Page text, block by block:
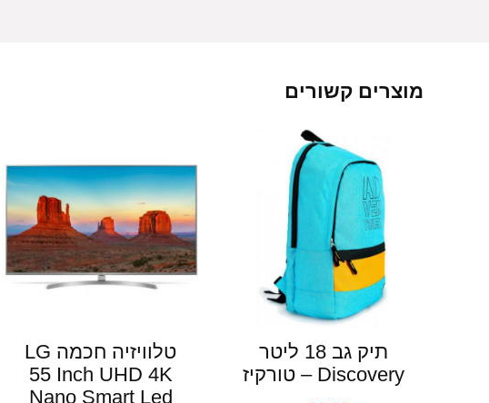
מוצרים קשורים
תיק גב 18 ליטר
Discovery – טורקיז
טלוויזיה חכמה LG
55 Inch UHD 4K
Nano Smart Led